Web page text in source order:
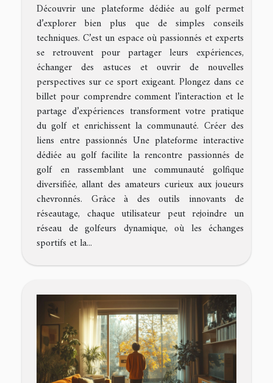
Découvrir une plateforme dédiée au golf permet
d’explorer bien plus que de simples conseils
techniques. C’est un espace où passionnés et experts
se retrouvent pour partager leurs expériences,
échanger des astuces et ouvrir de nouvelles
perspectives sur ce sport exigeant. Plongez dans ce
billet pour comprendre comment l’interaction et le
partage d’expériences transforment votre pratique
du golf et enrichissent la communauté. Créer des
liens entre passionnés Une plateforme interactive
dédiée au golf facilite la rencontre passionnés de
golf en rassemblant une communauté golfique
diversifiée, allant des amateurs curieux aux joueurs
chevronnés. Grâce à des outils innovants de
réseautage, chaque utilisateur peut rejoindre un
réseau de golfeurs dynamique, où les échanges
sportifs et la...